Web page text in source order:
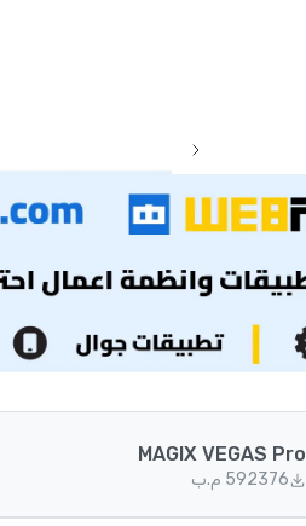
MAGIX VEGAS Pro
376592 م.ب